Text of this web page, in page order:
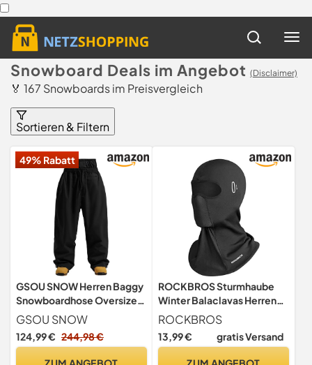
Snowboard Deals im Angebot (Disclaimer)
🏅 167 Snowboards im Preisvergleich
Sortieren & Filtern
49% Rabatt
GSOU SNOW Herren Baggy
Snowboardhose Oversize
wasserdichte Skihose
GSOU SNOW
124,99 € 244,98 €
ROCKBROS Sturmhaube
Winter Balaclavas Herren
Damen für Outdoorsports
Fahrrad Motorrad
Snowboard Ski Winddicht
ROCKBROS
13,99 € gratis Versand